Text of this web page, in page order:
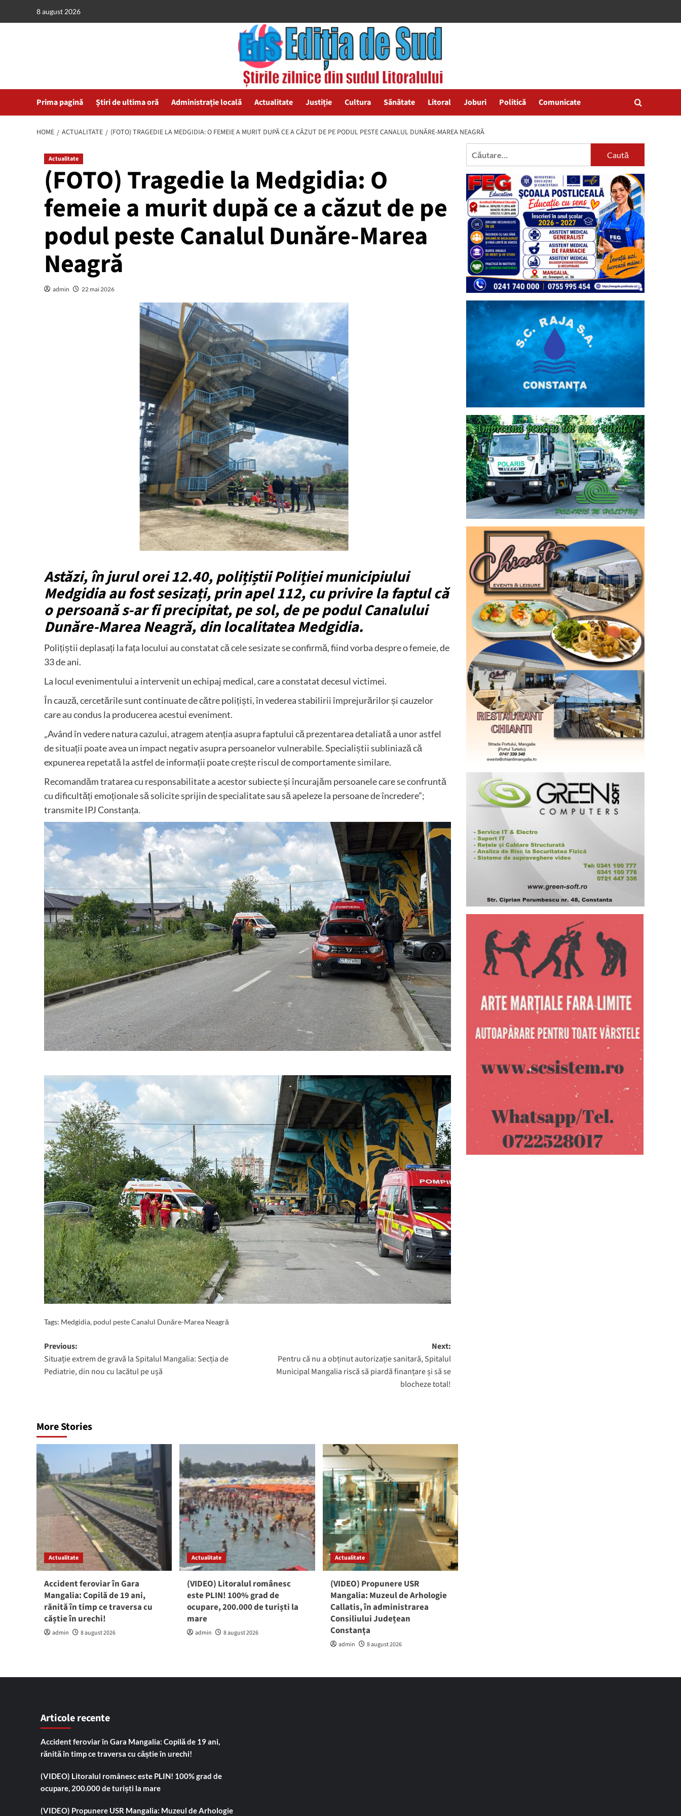
8 august 2026
Prima pagină Știri de ultima oră Administrație locală Actualitate Justiție Cultura Sănătate Litoral Joburi Politică Comunicate
HOME ACTUALITATE (FOTO) TRAGEDIE LA MEDGIDIA: O FEMEIE A MURIT DUPĂ CE A CĂZUT DE PE PODUL PESTE CANALUL DUNĂRE-MAREA NEAGRĂ
Actualitate
(FOTO) Tragedie la Medgidia: O
femeie a murit după ce a căzut de pe
podul peste Canalul Dunăre-Marea
Neagră
admin 22 mai 2026
Astăzi, în jurul orei 12.40, polițiștii Poliției municipiului
Medgidia au fost sesizați, prin apel 112, cu privire la faptul că
o persoană s-ar fi precipitat, pe sol, de pe podul Canalului
Dunăre-Marea Neagră, din localitatea Medgidia.
Polițiștii deplasați la fața locului au constatat că cele sesizate se confirmă, fiind vorba despre o femeie, de
33 de ani.
La locul evenimentului a intervenit un echipaj medical, care a constatat decesul victimei.
În cauză, cercetările sunt continuate de către polițiști, în vederea stabilirii împrejurărilor și cauzelor
care au condus la producerea acestui eveniment.
„Având în vedere natura cazului, atragem atenția asupra faptului că prezentarea detaliată a unor astfel
de situații poate avea un impact negativ asupra persoanelor vulnerabile. Specialiștii subliniază că
expunerea repetată la astfel de informații poate crește riscul de comportamente similare.
Recomandăm tratarea cu responsabilitate a acestor subiecte și încurajăm persoanele care se confruntă
cu dificultăți emoționale să solicite sprijin de specialitate sau să apeleze la persoane de încredere”;
transmite IPJ Constanța.
Tags: Medgidia, podul peste Canalul Dunăre-Marea Neagră
Post
navigation
Previous:
Situație extrem de gravă la Spitalul Mangalia: Secția de
Pediatrie, din nou cu lacătul pe ușă
Next:
Pentru că nu a obținut autorizație sanitară, Spitalul
Municipal Mangalia riscă să piardă finanțare și să se
blocheze total!
More Stories
Actualitate
Accident feroviar în Gara
Mangalia: Copilă de 19 ani,
rănită în timp ce traversa cu
căștie în urechi!
admin 8 august 2026
Actualitate
(VIDEO) Litoralul românesc
este PLIN! 100% grad de
ocupare, 200.000 de turiști la
mare
admin 8 august 2026
Actualitate
(VIDEO) Propunere USR
Mangalia: Muzeul de Arhologie
Callatis, în administrarea
Consiliului Județean
Constanța
admin 8 august 2026
Caută
Articole recente
Accident feroviar în Gara Mangalia: Copilă de 19 ani,
rănită în timp ce traversa cu căștie în urechi!
(VIDEO) Litoralul românesc este PLIN! 100% grad de
ocupare, 200.000 de turiști la mare
(VIDEO) Propunere USR Mangalia: Muzeul de Arhologie